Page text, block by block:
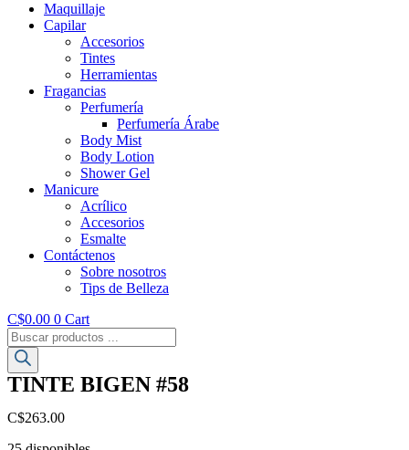
Maquillaje
Capilar
Accesorios
Tintes
Herramientas
Fragancias
Perfumería
Perfumería Árabe
Body Mist
Body Lotion
Shower Gel
Manicure
Acrílico
Accesorios
Esmalte
Contáctenos
Sobre nosotros
Tips de Belleza
C$0.00 0 Cart
Búsqueda
de
productos
TINTE BIGEN #58
C$263.00